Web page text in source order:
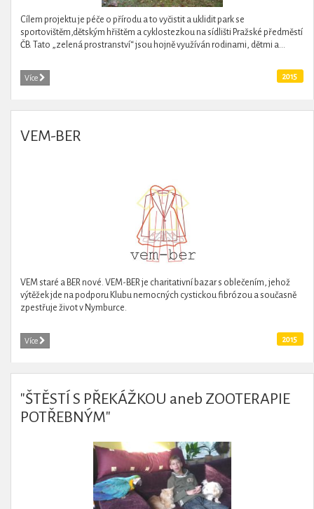
Cílem projektu je péče o přírodu a to vyčistit a uklidit park se
sportovištěm,dětským hřištěm a cyklostezkou na sídlišti Pražské předměstí
ČB. Tato „zelená prostranství“ jsou hojně využíván rodinami, dětmi a...
Více 2015
VEM-BER
VEM staré a BER nové. VEM-BER je charitativní bazar s oblečením, jehož
výtěžek jde na podporu Klubu nemocných cystickou fibrózou a současně
zpestřuje život v Nymburce.
Více 2015
"ŠTĚSTÍ S PŘEKÁŽKOU aneb ZOOTERAPIE
POTŘEBNÝM"